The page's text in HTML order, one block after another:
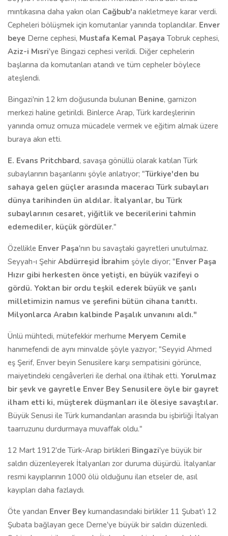
mıntıkasına daha yakın olan Cağbub'a nakletmeye karar verdi.
Cepheleri bölüşmek için komutanlar yanında toplandılar. Enver
beye Derne cephesi, Mustafa Kemal Paşaya Tobruk cephesi,
Aziz-i Mısri'ye Bingazi cephesi verildi. Diğer cephelerin
başlarına da komutanları atandı ve tüm cepheler böylece
ateşlendi.
Bingazi'nin 12 km doğusunda bulunan Benine, garnizon
merkezi haline getirildi. Binlerce Arap, Türk kardeşlerinin
yanında omuz omuza mücadele vermek ve eğitim almak üzere
buraya akın etti.
E. Evans Pritchbard, savaşa gönüllü olarak katılan Türk
subaylarının başarılarını şöyle anlatıyor; "Türkiye'den bu
sahaya gelen güçler arasında maceracı Türk subayları
dünya tarihinden ün aldılar. İtalyanlar, bu Türk
subaylarının cesaret, yiğitlik ve becerilerini tahmin
edemediler, küçük gördüler."
Özellikle Enver Paşa'nın bu savaştaki gayretleri unutulmaz.
Seyyah-ı Şehir Abdürreşid İbrahim şöyle diyor; "Enver Paşa
Hızır gibi herkesten önce yetişti, en büyük vazifeyi o
gördü. Yoktan bir ordu teşkil ederek büyük ve şanlı
milletimizin namus ve şerefini bütün cihana tanıttı.
Milyonlarca Arabın kalbinde Paşalık unvanını aldı."
Ünlü mühtedi, mütefekkir merhume Meryem Cemile
hanımefendi de aynı minvalde şöyle yazıyor; "Seyyid Ahmed
eş Şerif, Enver beyin Senusilere karşı sempatisini görünce,
maiyetindeki cengâverleri ile derhal ona iltihak etti. Yorulmaz
bir şevk ve gayretle Enver Bey Senusilere öyle bir gayret
ilham etti ki, müşterek düşmanları ile ölesiye savaştılar.
Büyük Senusi ile Türk kumandanları arasında bu işbirliği İtalyan
taarruzunu durdurmaya muvaffak oldu."
12 Mart 1912'de Türk-Arap birlikleri Bingazi'ye büyük bir
saldırı düzenleyerek İtalyanları zor duruma düşürdü. İtalyanlar
resmi kayıplarının 1000 ölü olduğunu ilan etseler de, asıl
kayıpları daha fazlaydı.
Öte yandan Enver Bey kumandasındaki birlikler 11 Şubat'ı 12
Şubata bağlayan gece Derne'ye büyük bir saldırı düzenledi.